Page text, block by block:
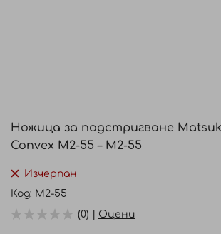
началото
на
галерия
със
Ножица за подстригване
Convex M2-55 – M2-55
Изчерпан
Код M2-55
(0) | Оцени